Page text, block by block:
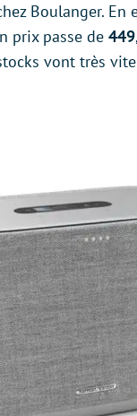
Boulanger.
prix passe de
vont très